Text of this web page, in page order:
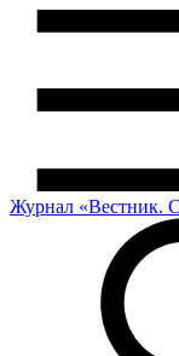
Журнал «Вестник.